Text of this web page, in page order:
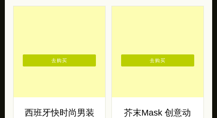
西班牙快时尚男装
去购买
芥末Mask 创意动
去购买